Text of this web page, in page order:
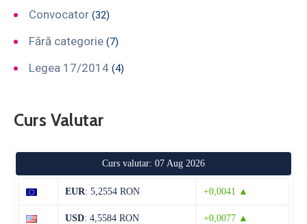
Convocator (32)
Fără categorie (7)
Legea 17/2014 (4)
Curs Valutar
Curs valutar: 07 Aug 2026
EUR: 5,2554 RON +0,0041 ▲
USD: 4,5584 RON +0,0077 ▲